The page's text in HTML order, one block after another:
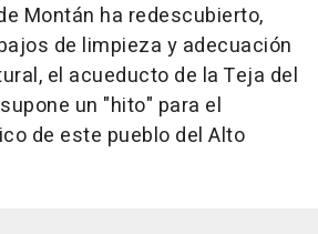
Montán ha redescubierto,
de limpieza y adecuación
el acueducto de la Teja del
un "hito" para el
de este pueblo del Alto